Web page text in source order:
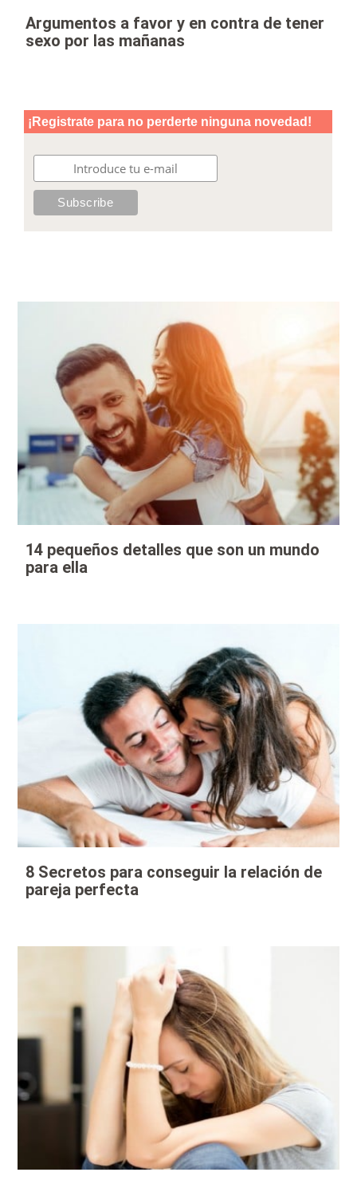
Argumentos a favor y en contra de tener
sexo por las mañanas
14 pequeños detalles que son un mundo
para ella
8 Secretos para conseguir la relación de
pareja perfecta